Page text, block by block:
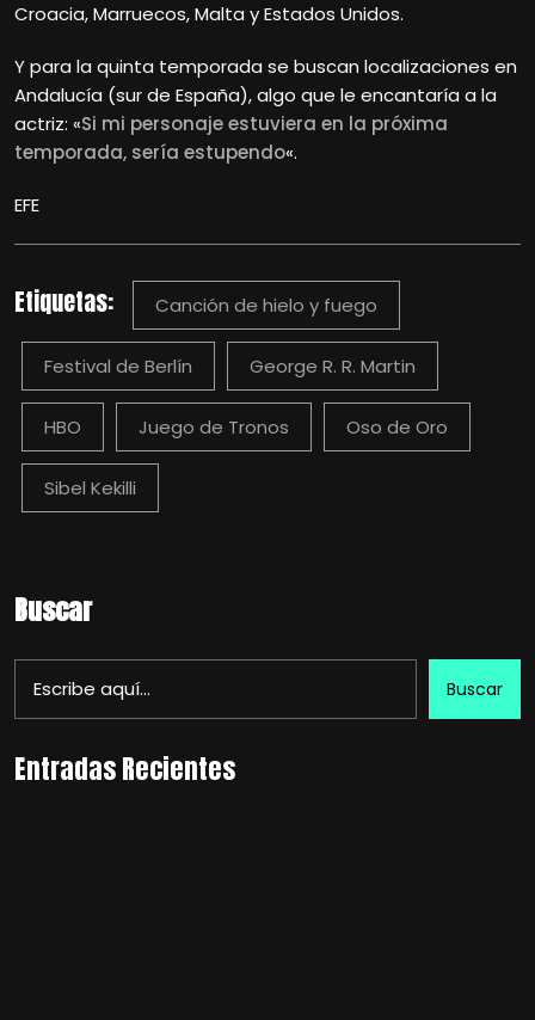
Croacia, Marruecos, Malta y Estados Unidos.
Y para la quinta temporada se buscan localizaciones en
Andalucía (sur de España), algo que le encantaría a la
actriz: «Si mi personaje estuviera en la próxima
temporada, sería estupendo«.
EFE
Etiquetas: Canción de hielo y fuego
Festival de Berlín George R. R. Martin
HBO Juego de Tronos Oso de Oro
Sibel Kekilli
Buscar
Buscar
Entradas Recientes